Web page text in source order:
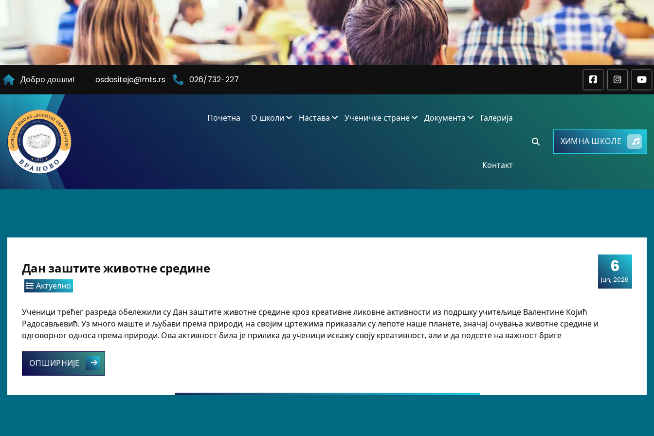
Добро дошли! osdositejo@mts.rs 026/732-227
Почетна О школи Настава Ученичке стране Документа Галерија
Контакт
ХИМНА ШКОЛЕ
6
jun, 2026
Дан заштите животне средине
Актуелно
Ученици трећег разреда обележили су Дан заштите животне средине кроз креативне ликовне активности из подршку учитељице Валентине Којић
Радосављевић. Уз много маште и љубави према природи, на својим цртежима приказали су лепоте наше планете, значај очувања животне средине и
одговорног односа према природи. Ова активност била је прилика да ученици искажу своју креативност, али и да подсете на важност бриге
ОПШИРНИЈЕ Дан заштите животне средине